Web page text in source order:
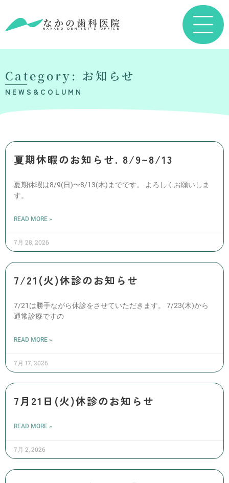
なかの歯科医院
NAKANO DENTIST’S OFFICE
Category: お知らせ
NEWS&COLUMN
夏期休暇のお知らせ. 8/9~8/13
夏期休暇は8/9(日)〜8/13(木)までです。 よろしくお願いしま
す。
READ MORE »
7月 28, 2026
7/21(火)休診のお知らせ
7/21は勝手ながら休診をさせていただきます。 7/23(木)から
通常診療ですの
READ MORE »
7月 17, 2026
7月21日(火)休診のお知らせ
READ MORE »
7月 2, 2026